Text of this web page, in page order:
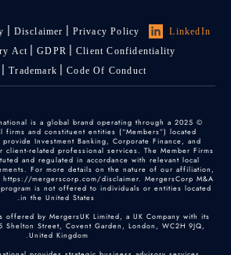
LinkedIn
Privacy Policy
Disclaimer
Client Confidentiality
GDPR
Act
Code Of Conduct
Trademark
is a global brand operating through a
firms and constituent entities (“Members”) located
Investment Banking, Corporate Finance, and
client-related professional services. The Member Firms
and regulated in accordance with relevant local
For more details on the nature of our affiliation,
mergerscorp.com/disclaimer. MergersCorp M&A
is not offered to individuals or entities located
in the United States.
offered by MergersUK Limited, a UK Company with its
Street, Covent Garden, London, WC2H 9JQ,
United Kingdom.